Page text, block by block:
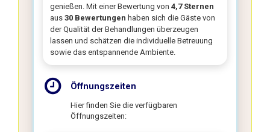
genießen. Mit einer Bewertung von 4,7 Sternen
aus 30 Bewertungen haben sich die Gäste von
der Qualität der Behandlungen überzeugen
lassen und schätzen die individuelle Betreuung
sowie das entspannende Ambiente.
Öffnungszeiten
Hier finden Sie die verfügbaren
Öffnungszeiten: